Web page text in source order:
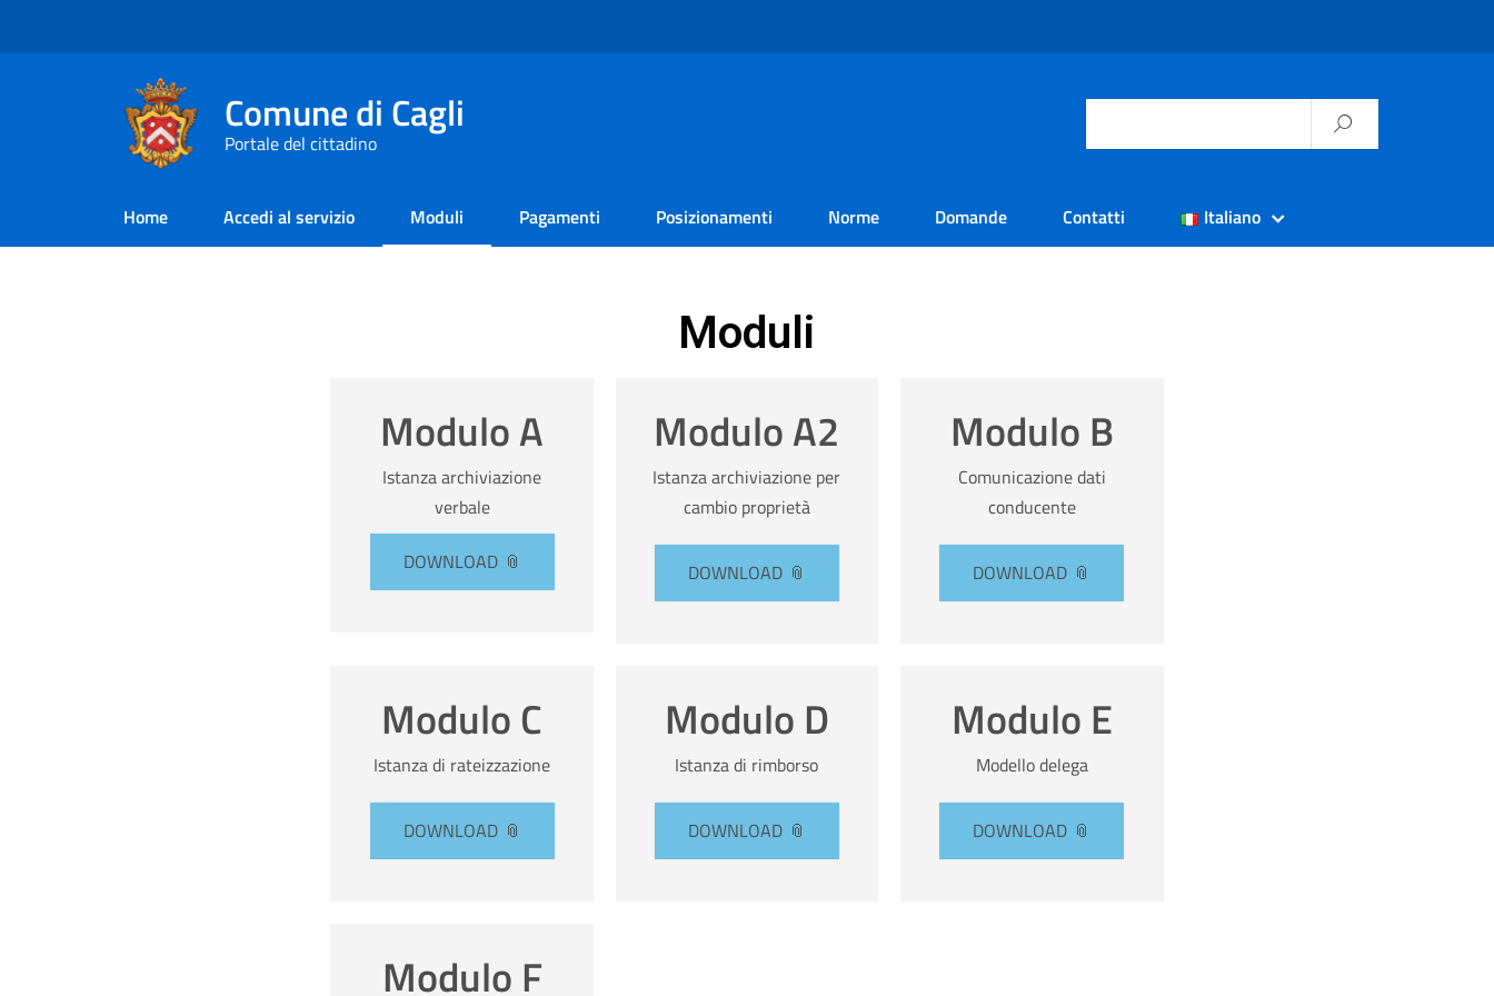
Comune di Cagli
Portale del cittadino
Home Accedi al servizio Moduli Pagamenti Posizionamenti Norme Domande Contatti Italiano
Moduli
Modulo A
Istanza archiviazione
verbale
DOWNLOAD
Modulo A2
Istanza archiviazione per
cambio proprietà
DOWNLOAD
Modulo B
Comunicazione dati
conducente
DOWNLOAD
Modulo C
Istanza di rateizzazione
DOWNLOAD
Modulo D
Istanza di rimborso
DOWNLOAD
Modulo E
Modello delega
DOWNLOAD
Modulo F